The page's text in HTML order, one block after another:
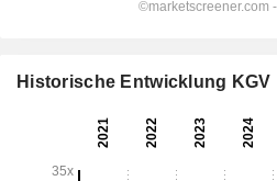
Historische Entwicklung KGV